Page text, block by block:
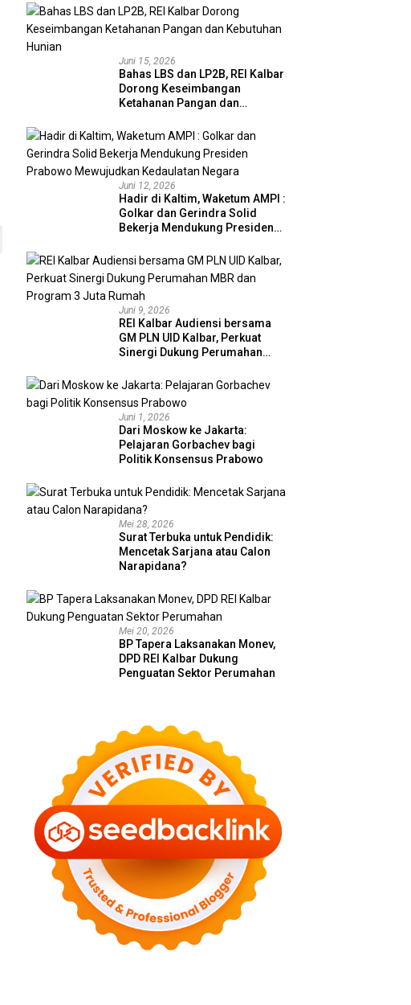
Juni 15, 2026
Bahas LBS dan LP2B, REI Kalbar
Dorong Keseimbangan
Ketahanan Pangan dan
Juni 12, 2026
Hadir di Kaltim, Waketum AMPI :
Golkar dan Gerindra Solid
Bekerja Mendukung Presiden
Kedaulatan Negara
Juni 9, 2026
REI Kalbar Audiensi bersama
GM PLN UID Kalbar, Perkuat
Sinergi Dukung Perumahan
Rumah
Juni 1, 2026
Dari Moskow ke Jakarta:
Pelajaran Gorbachev bagi
Politik Konsensus Prabowo
Mei 28, 2026
Surat Terbuka untuk Pendidik:
Mencetak Sarjana atau Calon
Narapidana?
Mei 20, 2026
BP Tapera Laksanakan Monev,
DPD REI Kalbar Dukung
Penguatan Sektor Perumahan